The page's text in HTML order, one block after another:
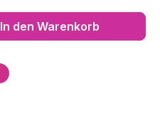
In den Warenkorb